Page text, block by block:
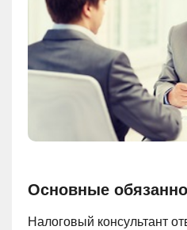
Основные
Налоговый консультант